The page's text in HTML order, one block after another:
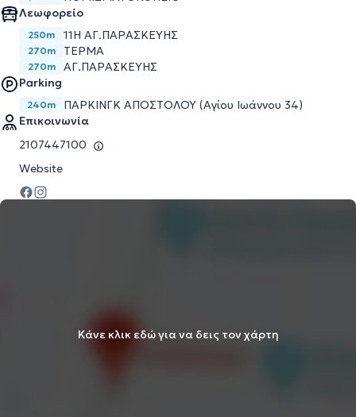
Λεωφορείο
250m 11Η ΑΓ.ΠΑΡΑΣΚΕΥΗΣ
270m ΤΕΡΜΑ
270m
ΑΓ.ΠΑΡΑΣΚΕΥΗΣ
Parking
240m
ΠΑΡΚΙΝΓΚ ΑΠΟΣΤΟΛΟΥ (Αγίου Ιωάννου 34)
Επικοινωνία
2107447100
Website
Κάνε κλικ εδώ για να δεις τον χάρτη